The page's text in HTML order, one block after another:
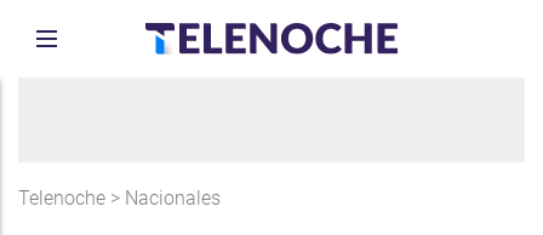
Telenoche > Nacionales